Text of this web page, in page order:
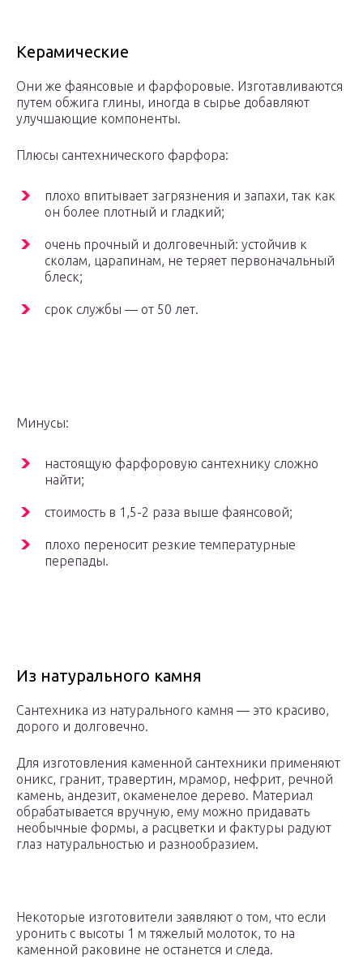
Керамические
Они же фаянсовые и фарфоровые. Изготавливаются
путем обжига глины, иногда в сырье добавляют
улучшающие компоненты.
Плюсы сантехнического фарфора:
плохо впитывает загрязнения и запахи, так как
он более плотный и гладкий;
очень прочный и долговечный: устойчив к
сколам, царапинам, не теряет первоначальный
блеск;
срок службы — от 50 лет.
Минусы:
настоящую фарфоровую сантехнику сложно
найти;
стоимость в 1,5-2 раза выше фаянсовой;
плохо переносит резкие температурные
перепады.
Из натурального камня
Сантехника из натурального камня — это красиво,
дорого и долговечно.
Для изготовления каменной сантехники применяют
оникс, гранит, травертин, мрамор, нефрит, речной
камень, андезит, окаменелое дерево. Материал
обрабатывается вручную, ему можно придавать
необычные формы, а расцветки и фактуры радуют
глаз натуральностью и разнообразием.
Некоторые изготовители заявляют о том, что если
уронить с высоты 1 м тяжелый молоток, то на
каменной раковине не останется и следа.